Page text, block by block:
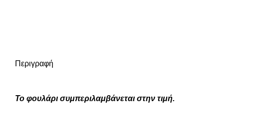
Περιγραφή
To φουλάρι συμπεριλαμβάνεται στην τιμή.